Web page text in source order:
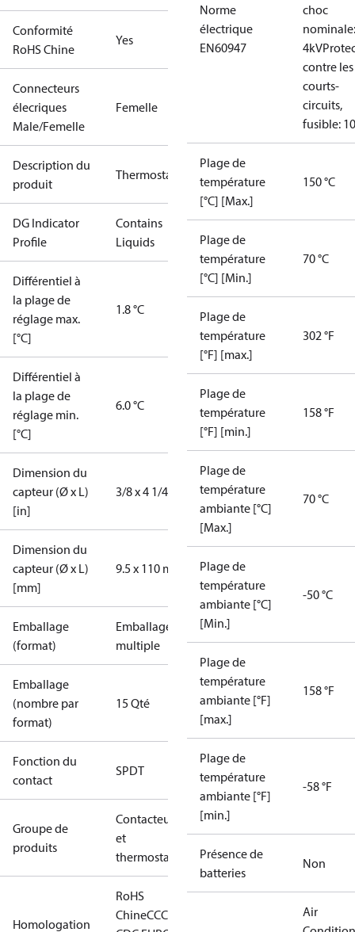
Conformité
RoHS Chine
Yes
Connecteurs
élecriques
Male/Femelle
Femelle
Description du
produit
Thermostat
DG Indicator
Profile
Contains
Liquids
Différentiel à
la plage de
réglage max.
[°C]
1.8 °C
Différentiel à
la plage de
réglage min.
[°C]
6.0 °C
Dimension du
capteur (Ø x L)
[in]
3/8 x 4 1/4 in
Dimension du
capteur (Ø x L)
[mm]
9.5 x 110 mm
Emballage
(format)
Emballage
multiple
Emballage
(nombre par
format)
15 Qté
Fonction du
contact
SPDT
Groupe de
produits
Contacteurs
et
thermostats
Homologation
RoHS
ChineCCC
LLC
Norme
électrique
EN60947
choc
nominale:
4kV
contre les
courts-
circuits,
fusible:
Plage de
température
[°C] [Max.]
150 °C
Plage de
température
[°C] [Min.]
70 °C
Plage de
température
[°F] [max.]
302 °F
Plage de
température
[°F] [min.]
158 °F
Plage de
température
ambiante [°C]
[Max.]
70 °C
Plage de
température
ambiante [°C]
[Min.]
-50 °C
Plage de
température
ambiante [°F]
[max.]
158 °F
Plage de
température
ambiante [°F]
[min.]
-58 °F
Présence de
batteries
Non
Air